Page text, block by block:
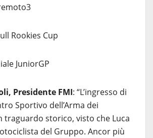
Rookies Cup
JuniorGP
Presidente FMI: “L’ingresso di
Sportivo dell’Arma dei
traguardo storico, visto che Luca
del Gruppo. Ancor più